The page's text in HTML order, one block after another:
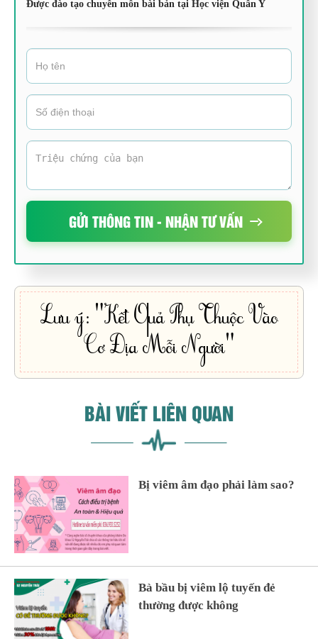
Được đào tạo chuyên môn bài bản tại Học viện Quân Y
GỬI THÔNG TIN - NHẬN TƯ VẤN
Lưu ý: "Kết Quả Phụ Thuộc Vào
Cơ Địa Mỗi Người"
BÀI VIẾT LIÊN QUAN
Bị viêm âm đạo phải làm sao?
Bà bầu bị viêm lộ tuyến đẻ
thường được không